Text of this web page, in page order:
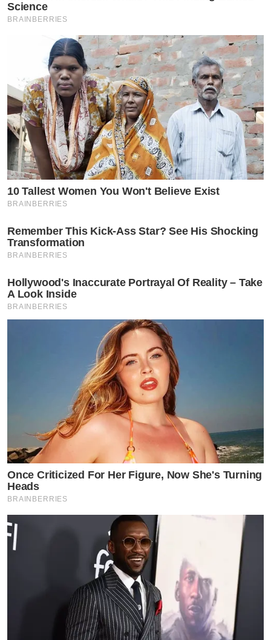
Science
BRAINBERRIES
10 Tallest Women You Won't Believe Exist
BRAINBERRIES
Remember This Kick-Ass Star? See His Shocking
Transformation
BRAINBERRIES
Hollywood's Inaccurate Portrayal Of Reality – Take
A Look Inside
BRAINBERRIES
Once Criticized For Her Figure, Now She's Turning
Heads
BRAINBERRIES